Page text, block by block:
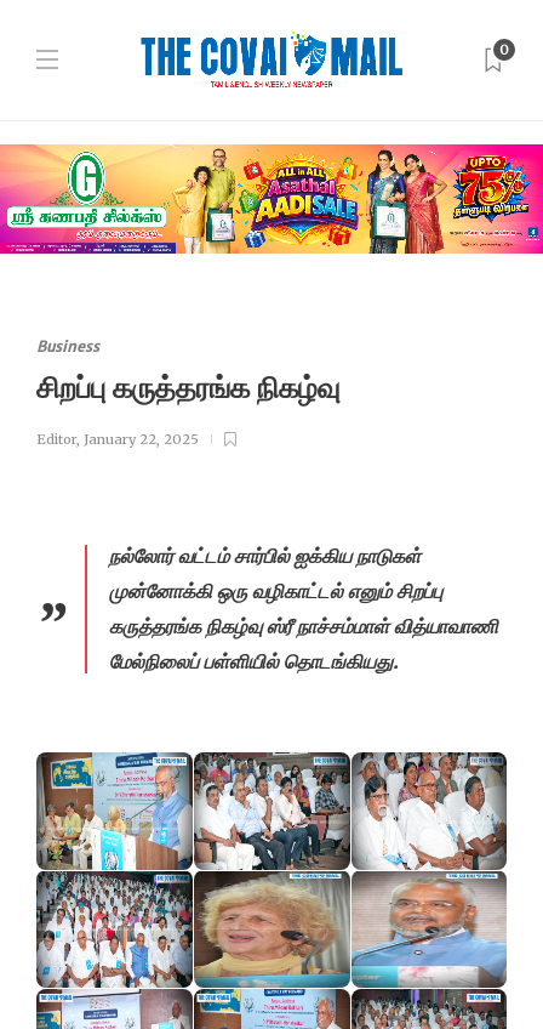
0
Business
சிறப்பு கருத்தரங்க நிகழ்வு
Editor, January 22, 2025
நல்லோர் வட்டம் சார்பில் ஐக்கிய நாடுகள்
முன்னோக்கி ஒரு வழிகாட்டல் எனும் சிறப்பு
கருத்தரங்க நிகழ்வு ஸ்ரீ நாச்சம்மாள் வித்யாவாணி
மேல்நிலைப் பள்ளியில் தொடங்கியது.